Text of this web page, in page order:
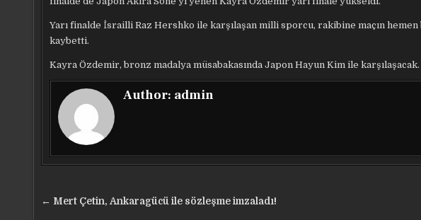
Yarı finalde İsrailli Raz Hershko ile karşılaşan milli sporcu, rakibine maçın hemen
kaybetti.
Kayra Özdemir, bronz madalya müsabakasında Japon Hayun Kim ile karşılaşacak.
Author: admin
Yazı
← Mert Çetin, Ankaragücü ile sözleşme imzaladı!